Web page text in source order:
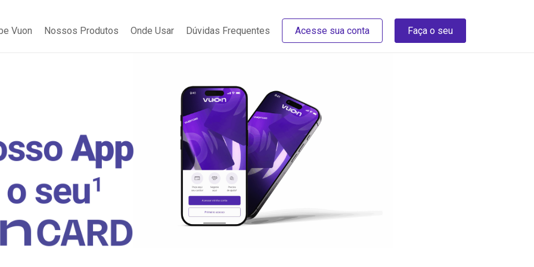
Vuon Nossos Produtos Onde Usar Dúvidas Frequentes Acesse sua conta Faça o seu